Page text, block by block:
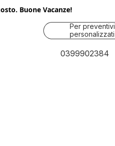
Buone Vacanze!
Per preventivi
personalizzati
contattaci
0399902384